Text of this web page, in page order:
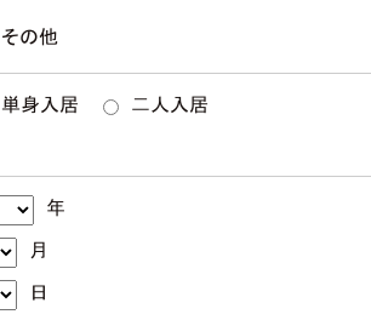
その他
単身入居 二人入居
年
月
日